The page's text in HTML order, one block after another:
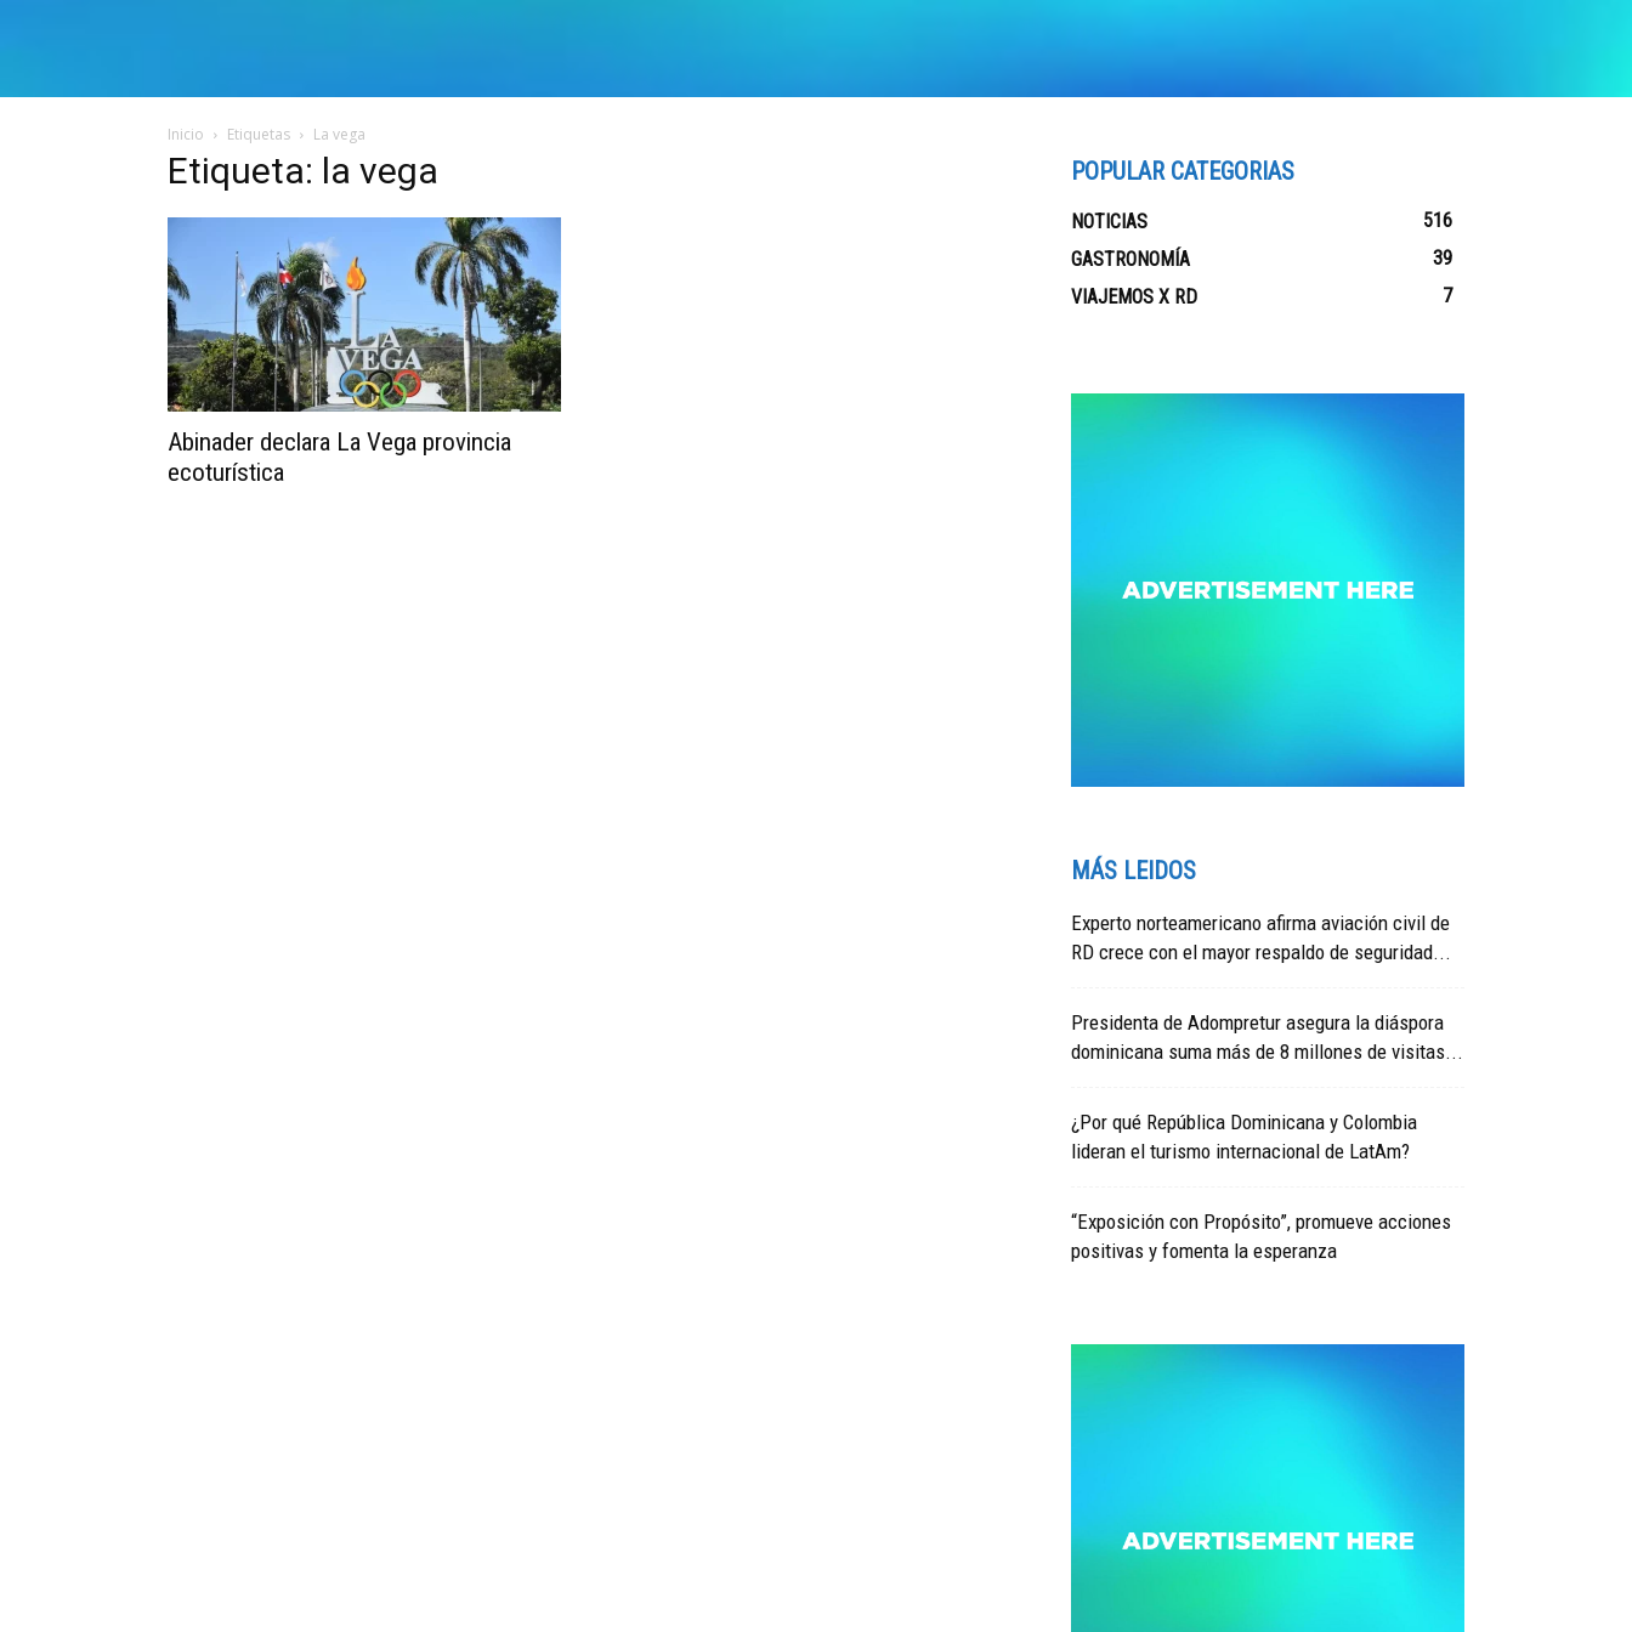
Inicio Etiquetas La vega
Etiqueta: la vega
Abinader declara La Vega provincia
ecoturística
POPULAR CATEGORIAS
NOTICIAS
516
GASTRONOMÍA
39
VIAJEMOS X RD
7
MÁS LEIDOS
Experto norteamericano afirma aviación civil de
RD crece con el mayor respaldo de seguridad...
Presidenta de Adompretur asegura la diáspora
dominicana suma más de 8 millones de visitas...
¿Por qué República Dominicana y Colombia
lideran el turismo internacional de LatAm?
“Exposición con Propósito”, promueve acciones
positivas y fomenta la esperanza